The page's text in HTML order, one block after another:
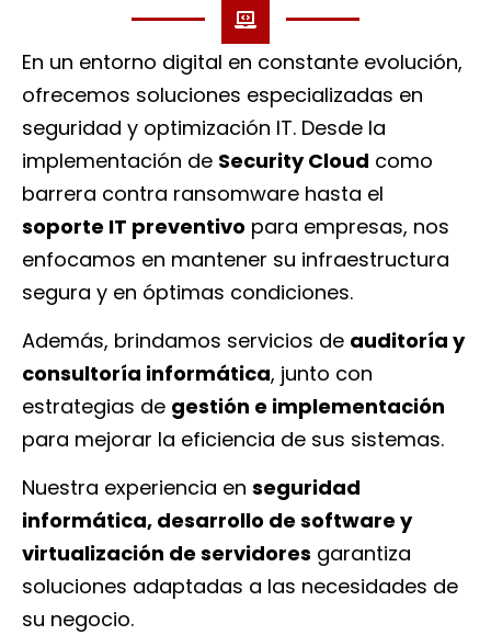
En un entorno digital en constante evolución,
ofrecemos soluciones especializadas en
seguridad y optimización IT. Desde la
implementación de Security Cloud como
barrera contra ransomware hasta el
soporte IT preventivo para empresas, nos
enfocamos en mantener su infraestructura
segura y en óptimas condiciones.
Además, brindamos servicios de auditoría y
consultoría informática, junto con
estrategias de gestión e implementación
para mejorar la eficiencia de sus sistemas.
Nuestra experiencia en seguridad
informática, desarrollo de software y
virtualización de servidores garantiza
soluciones adaptadas a las necesidades de
su negocio.